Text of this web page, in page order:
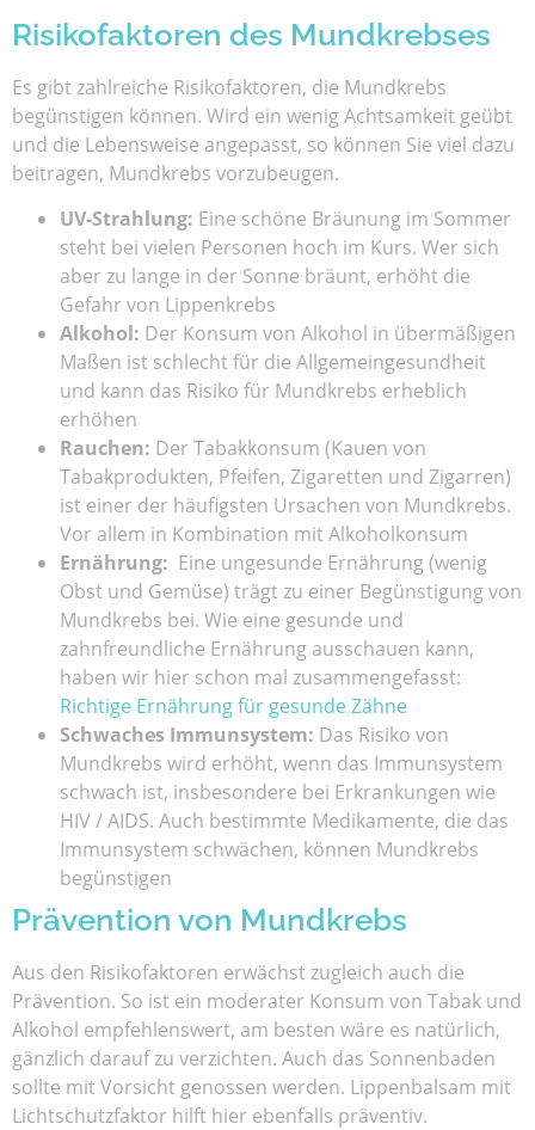
Risikofaktoren des Mundkrebses
Es gibt zahlreiche Risikofaktoren, die Mundkrebs
begünstigen können. Wird ein wenig Achtsamkeit geübt
und die Lebensweise angepasst, so können Sie viel dazu
beitragen, Mundkrebs vorzubeugen.
UV-Strahlung: Eine schöne Bräunung im Sommer
steht bei vielen Personen hoch im Kurs. Wer sich
aber zu lange in der Sonne bräunt, erhöht die
Gefahr von Lippenkrebs
Alkohol: Der Konsum von Alkohol in übermäßigen
Maßen ist schlecht für die Allgemeingesundheit
und kann das Risiko für Mundkrebs erheblich
erhöhen
Rauchen: Der Tabakkonsum (Kauen von
Tabakprodukten, Pfeifen, Zigaretten und Zigarren)
ist einer der häufigsten Ursachen von Mundkrebs.
Vor allem in Kombination mit Alkoholkonsum
Ernährung: Eine ungesunde Ernährung (wenig
Obst und Gemüse) trägt zu einer Begünstigung von
Mundkrebs bei. Wie eine gesunde und
zahnfreundliche Ernährung ausschauen kann,
haben wir hier schon mal zusammengefasst:
Richtige Ernährung für gesunde Zähne
Schwaches Immunsystem: Das Risiko von
Mundkrebs wird erhöht, wenn das Immunsystem
schwach ist, insbesondere bei Erkrankungen wie
HIV / AIDS. Auch bestimmte Medikamente, die das
Immunsystem schwächen, können Mundkrebs
begünstigen
Prävention von Mundkrebs
Aus den Risikofaktoren erwächst zugleich auch die
Prävention. So ist ein moderater Konsum von Tabak und
Alkohol empfehlenswert, am besten wäre es natürlich,
gänzlich darauf zu verzichten. Auch das Sonnenbaden
sollte mit Vorsicht genossen werden. Lippenbalsam mit
Lichtschutzfaktor hilft hier ebenfalls präventiv.